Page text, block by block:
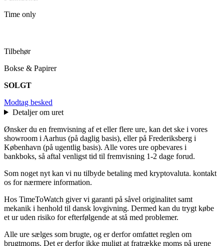
Time only
Tilbehør
Bokse & Papirer
SOLGT
Modtag besked
Detaljer om uret
Ønsker du en fremvisning af et eller flere ure, kan det ske i vores
showroom i Aarhus (på daglig basis), eller på Frederiksberg i
København (på ugentlig basis). Alle vores ure opbevares i
bankboks, så aftal venligst tid til fremvisning 1-2 dage forud.
Som noget nyt kan vi nu tilbyde betaling med kryptovaluta. kontakt
os for nærmere information.
Hos TimeToWatch giver vi garanti på såvel originalitet samt
mekanik i henhold til dansk lovgivning. Dermed kan du trygt købe
et ur uden risiko for efterfølgende at stå med problemer.
Alle ure sælges som brugte, og er derfor omfattet reglen om
brugtmoms. Det er derfor ikke muligt at fratrække moms på urene